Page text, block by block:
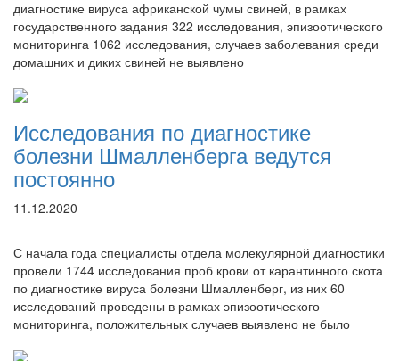
диагностике вируса африканской чумы свиней, в рамках
государственного задания 322 исследования, эпизоотического
мониторинга 1062 исследования, случаев заболевания среди
домашних и диких свиней не выявлено
Исследования по диагностике
болезни Шмалленберга ведутся
постоянно
11.12.2020
С начала года специалисты отдела молекулярной диагностики
провели 1744 исследования проб крови от карантинного скота
по диагностике вируса болезни Шмалленберг, из них 60
исследований проведены в рамках эпизоотического
мониторинга, положительных случаев выявлено не было